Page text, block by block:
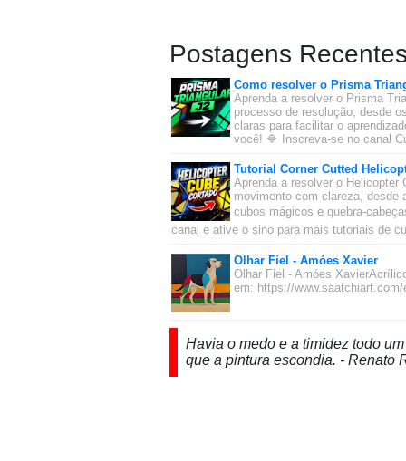
Postagens
Como resolver o Prisma
Aprenda a resolver o Prisma
processo de resolução, desde
claras para facilitar o
você! 🔷 Inscreva-se no canal
Tutorial Corner Cutted
Aprenda a resolver o
movimento com clareza, desde
cubos mágicos e quebra-
canal e ative o sino para mais tutoriais de
Olhar Fiel - Amóes Xavier
Olhar Fiel - Amóes
em: https://
Havia o medo e a timidez todo
que a pintura escondia. - Renato